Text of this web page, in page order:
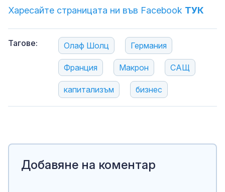
Харесайте страницата ни във Facebook ТУК
Тагове: Олаф Шолц Германия
Франция Макрон САЩ
капитализъм бизнес
Добавяне на коментар